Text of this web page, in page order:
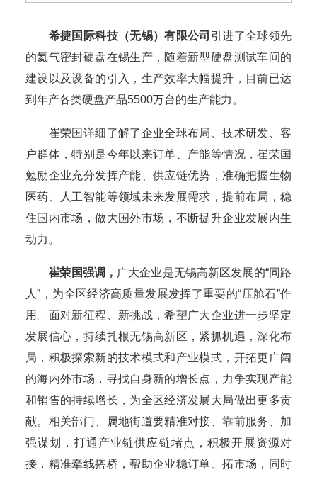
希捷国际科技（无锡）有限公司 引进了全球领先
的氦气密封硬盘在锡生产，随着新型硬盘测试车间的
建设以及设备的引入，生产效率大幅提升，目前已达
到年产各类硬盘产品5500万台的生产能力。
崔荣国详细了解了企业全球布局、技术研发、客
户群体，特别是今年以来订单、产能等情况，崔荣国
勉励企业充分发挥产能、供应链优势，准确把握生物
医药、人工智能等领域未来发展需求，提前布局，稳
住国内市场，做大国外市场，不断提升企业发展内生
动力。
崔荣国强调， 广大企业是无锡高新区发展的“同路
人”，为全区经济高质量发展发挥了重要的“压舱石”作
用。面对新征程、新挑战，希望广大企业进一步坚定
发展信心，持续扎根无锡高新区，紧抓机遇，深化布
局，积极探索新的技术模式和产业模式，开拓更广阔
的海内外市场，寻找自身新的增长点，力争实现产能
和销售的持续增长，为全区经济发展大局做出更多贡
献。相关部门、属地街道要精准对接、靠前服务、加
强谋划，打通产业链供应链堵点，积极开展资源对
接，精准牵线搭桥，帮助企业稳订单、拓市场，同时